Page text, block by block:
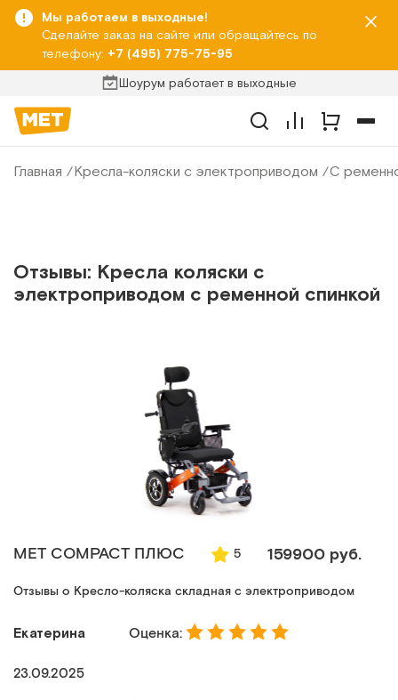
Мы работаем в выходные!
Сделайте заказ на сайте или обращайтесь по
телефону: +7 (495) 775-75-95
Шоурум работает в выходные
Главная Кресла-коляски с электроприводом С
Отзывы: Кресла коляски с
электроприводом с ременной спинкой
MET COMPACT ПЛЮС 5 159900 руб.
Отзывы о Кресло-коляска складная с электроприводом
Екатерина Оценка:
23.09.2025